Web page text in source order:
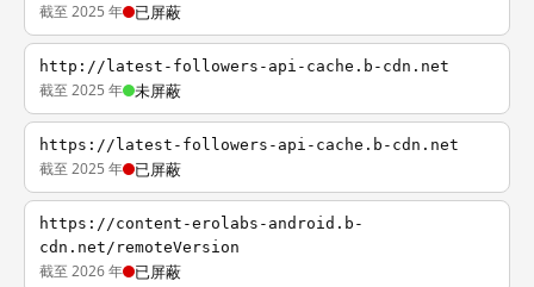
截至 2025 年 已屏蔽
http://latest-followers-api-cache.b-cdn.net
截至 2025 年 未屏蔽
https://latest-followers-api-cache.b-cdn.net
截至 2025 年 已屏蔽
https://content-erolabs-android.b-
cdn.net/remoteVersion
截至 2026 年 已屏蔽